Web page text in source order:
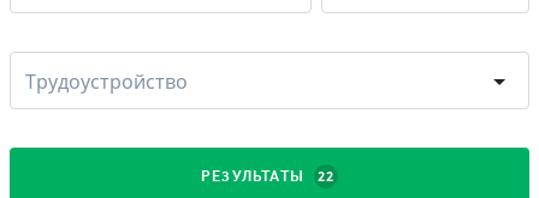
Трудоустройство
РЕЗУЛЬТАТЫ 22